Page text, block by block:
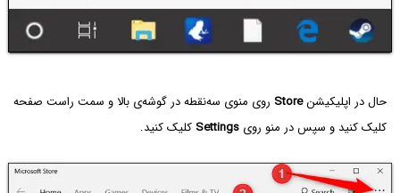
حال در اپلیکیشنStore روی منوی سه‌نقطه در گوشه‌ی بالا و سمت راست صفحه
کلیک کنید و سپس در منو روی Settings کلیک کنید.